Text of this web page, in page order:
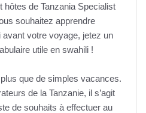
de Tanzania Specialist
souhaitez apprendre
votre voyage, jetez un
utile en swahili !
que de simples vacances.
de la Tanzanie, il s’agit
de souhaits à effectuer au